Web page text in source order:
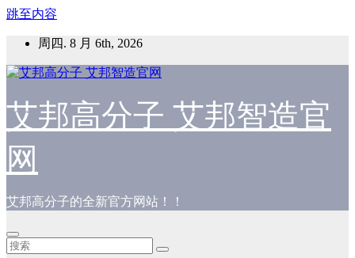
跳至内容
周四. 8 月 6th, 2026
艾邦高分子 艾邦智造官
网
艾邦高分子的全新官方网站！！